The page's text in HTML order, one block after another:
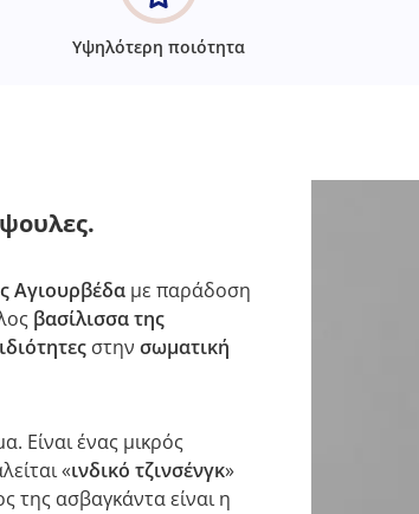
Υψηλότερη ποιότητα
Αγιουρβέδα με παράδοση
βασίλισσα της
στην σωματική
Είναι ένας μικρός
«ινδικό τζινσένγκ»
της ασβαγκάντα είναι η